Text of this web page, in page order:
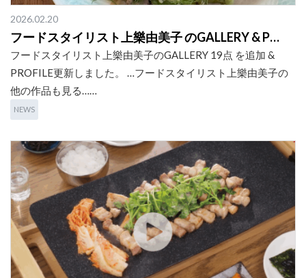
2026.02.20
フードスタイリスト上樂由美子 のGALLERY & P…
フードスタイリスト上樂由美子のGALLERY 19点 を追加 &
PROFILE更新しました。 …フードスタイリスト上樂由美子の
他の作品も見る……
NEWS